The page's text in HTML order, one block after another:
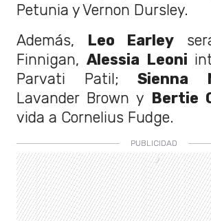
Petunia y Vernon Dursley.
Además, Leo Earley
Finnigan, Alessia Leoni
Parvati Patil; Sienna
Lavander Brown y Bertie
vida a Cornelius Fudge.